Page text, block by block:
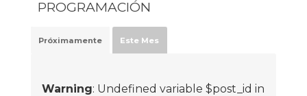
PROGRAMACIÓN
Próximamente Este Mes
Warning: Undefined variable $post_id in